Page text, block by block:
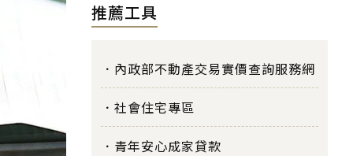
推薦工具
內政部不動產交易實價查詢服務網
社會住宅專區
青年安心成家貸款